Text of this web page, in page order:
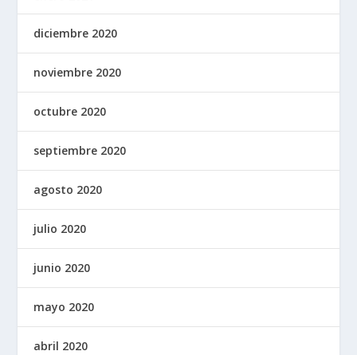
diciembre 2020
noviembre 2020
octubre 2020
septiembre 2020
agosto 2020
julio 2020
junio 2020
mayo 2020
abril 2020